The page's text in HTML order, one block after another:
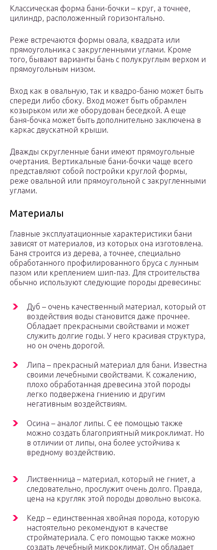
Классическая форма бани-бочки – круг, а точнее,
цилиндр, расположенный горизонтально.
Реже встречаются формы овала, квадрата или
прямоугольника с закругленными углами. Кроме
того, бывают варианты бань с полукруглым верхом и
прямоугольным низом.
Вход как в овальную, так и квадро-баню может быть
спереди либо сбоку. Вход может быть обрамлен
козырьком или же оборудован беседкой. А еще
баня-бочка может быть дополнительно заключена в
каркас двускатной крыши.
Дважды скругленные бани имеют прямоугольные
очертания. Вертикальные бани-бочки чаще всего
представляют собой постройки круглой формы,
реже овальной или прямоугольной с закругленными
углами.
Материалы
Главные эксплуатационные характеристики бани
зависят от материалов, из которых она изготовлена.
Баня строится из дерева, а точнее, специально
обработанного профилированного бруса с лунным
пазом или креплением шип-паз. Для строительства
обычно используют следующие породы древесины:
Дуб – очень качественный материал, который от
воздействия воды становится даже прочнее.
Обладает прекрасными свойствами и может
служить долгие годы. У него красивая структура,
но он очень дорогой.
Липа – прекрасный материал для бани. Известна
своими лечебными свойствами. К сожалению,
плохо обработанная древесина этой породы
легко подвержена гниению и другим
негативным воздействиям.
Осина – аналог липы. С ее помощью также
можно создать благоприятный микроклимат. Но
в отличии от липы, она более устойчива к
вредному воздействию.
Лиственница – материал, который не гниет, а
следовательно, прослужит очень долго. Правда,
цена на кругляк этой породы довольно высока.
Кедр – единственная хвойная порода, которую
настоятельно рекомендуют в качестве
стройматериала. С его помощью также можно
создать лечебный микроклимат. Он обладает